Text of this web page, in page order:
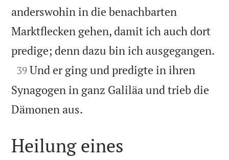
anderswohin in die benachbarten
Marktflecken gehen, damit ich auch dort
predige; denn dazu bin ich ausgegangen.

39 Und er ging und predigte in ihren
Synagogen in ganz Galiläa und trieb die
Dämonen aus.
Heilung eines